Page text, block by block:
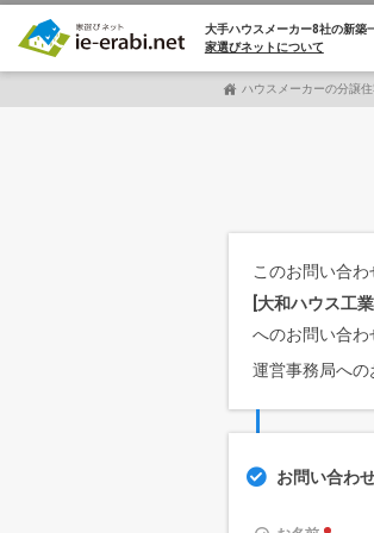
大手ハウスメーカー8社の新築
家選びネットについて
ハウスメーカーの分譲
このお問い合わ
[大和ハウス工
へのお問い合わ
運営事務局へ
お問い合わ